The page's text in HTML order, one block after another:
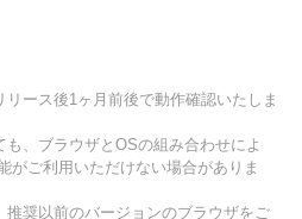
ース後1ヶ月前後で動作確認いたしま
、ブラウザとOSの組み合わせによ
がご利用いただけない場合がありま
奨以前のバージョンのブラウザをご